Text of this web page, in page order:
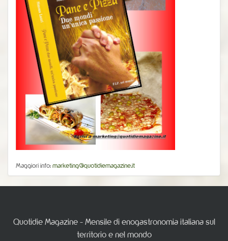
Maggiori info:marketing@quotidiemagazine.it
Quotidie Magazine - Mensile di enogastronomia italiana sul
territorio e nel mondo